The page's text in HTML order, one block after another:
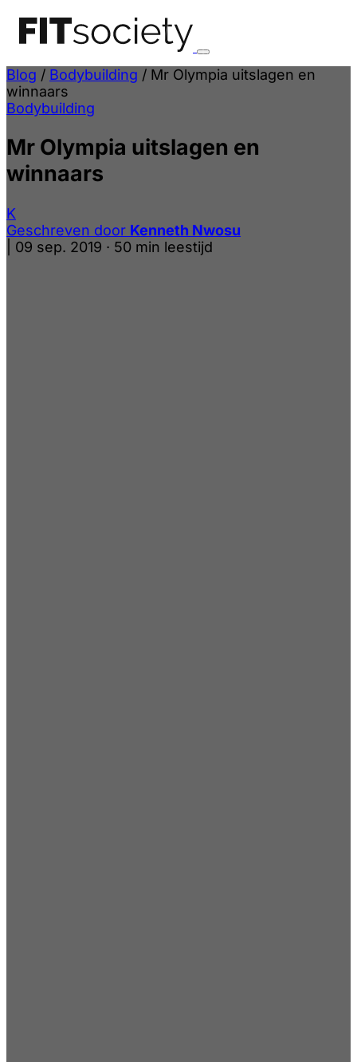
Blog / Bodybuilding / Mr Olympia uitslagen en
winnaars
Bodybuilding
Mr Olympia uitslagen en
winnaars
K
Geschreven door Kenneth Nwosu
09 sep. 2019 · 50 min leestijd